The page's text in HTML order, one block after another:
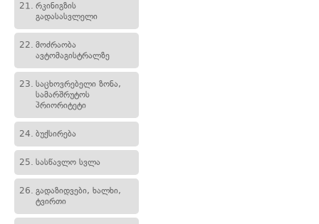
21. რკინიგზის
გადასასვლელი
22. მოძრაობა
ავტომაგისტრალზე
23. საცხოვრებელი ზონა,
სამარშრუტოს
პრიორიტეტი
24. ბუქსირება
25. სასწავლო სვლა
26. გადაზიდვები, ხალხი,
ტვირთი